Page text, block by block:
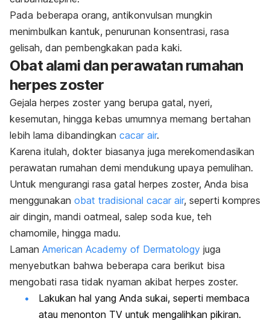
Pada beberapa orang, antikonvulsan mungkin
menimbulkan kantuk, penurunan konsentrasi, rasa
gelisah, dan pembengkakan pada kaki.
Obat alami dan perawatan rumahan
herpes zoster
Gejala herpes zoster yang berupa gatal, nyeri,
kesemutan, hingga kebas umumnya memang bertahan
lebih lama dibandingkan cacar air.
Karena itulah, dokter biasanya juga merekomendasikan
perawatan rumahan demi mendukung upaya pemulihan.
Untuk mengurangi rasa gatal herpes zoster, Anda bisa
menggunakan obat tradisional cacar air, seperti kompres
air dingin, mandi oatmeal, salep soda kue, teh
chamomile, hingga madu.
Laman American Academy of Dermatology juga
menyebutkan bahwa beberapa cara berikut bisa
mengobati rasa tidak nyaman akibat herpes zoster.
Lakukan hal yang Anda sukai, seperti membaca
atau menonton TV untuk mengalihkan pikiran.